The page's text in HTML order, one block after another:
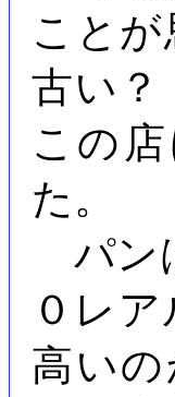
こと
古い
この
た。
パン
０レ
高い